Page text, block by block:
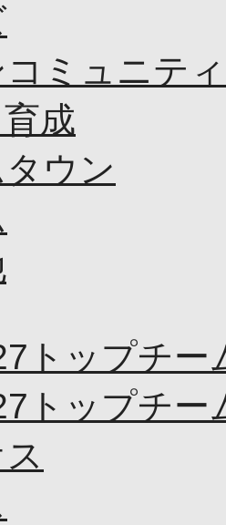
ィーア）
ー企業
ミュニティ
成
ウン
トップチー
トップチー